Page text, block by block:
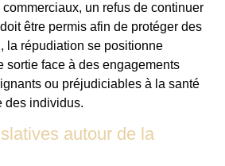
un refus de continuer
être permis afin de protéger des
la répudiation se positionne
sortie face à des engagements
ou préjudiciables à la santé
des individus.
autour de la